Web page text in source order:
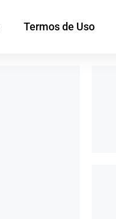
Termos de Uso